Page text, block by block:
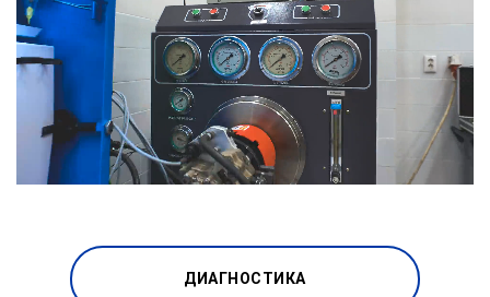
ДИАГНОСТИКА